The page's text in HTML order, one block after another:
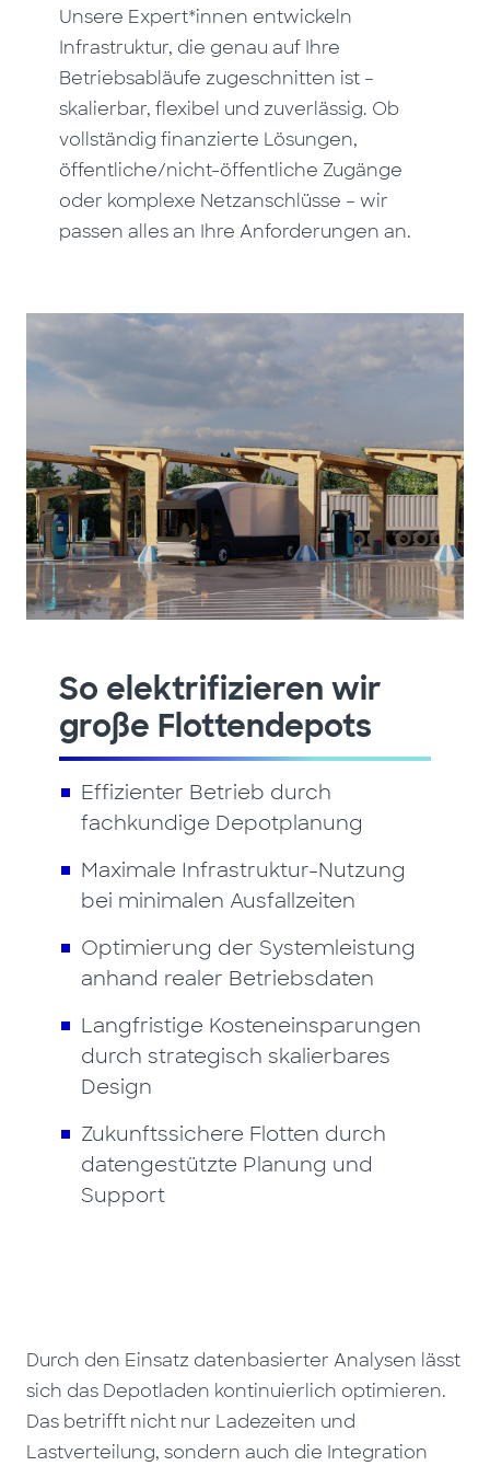
Unsere Expert*innen entwickeln
Infrastruktur, die genau auf Ihre
Betriebsabläufe zugeschnitten ist –
skalierbar, flexibel und zuverlässig. Ob
vollständig finanzierte Lösungen,
öffentliche/nicht-öffentliche Zugänge
oder komplexe Netzanschlüsse – wir
passen alles an Ihre Anforderungen an.
So elektrifizieren wir
große Flottendepots
Effizienter Betrieb durch
fachkundige Depotplanung
Maximale Infrastruktur-Nutzung
bei minimalen Ausfallzeiten
Optimierung der Systemleistung
anhand realer Betriebsdaten
Langfristige Kosteneinsparungen
durch strategisch skalierbares
Design
Zukunftssichere Flotten durch
datengestützte Planung und
Support
Durch den Einsatz datenbasierter Analysen lässt
sich das Depotladen kontinuierlich optimieren.
Das betrifft nicht nur Ladezeiten und
Lastverteilung, sondern auch die Integration